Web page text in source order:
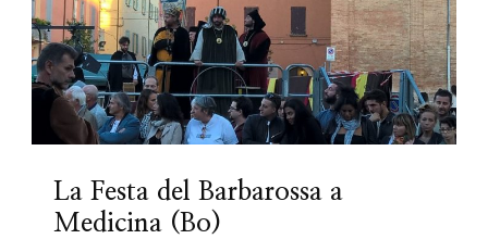
La Festa del Barbarossa a
Medicina (Bo)